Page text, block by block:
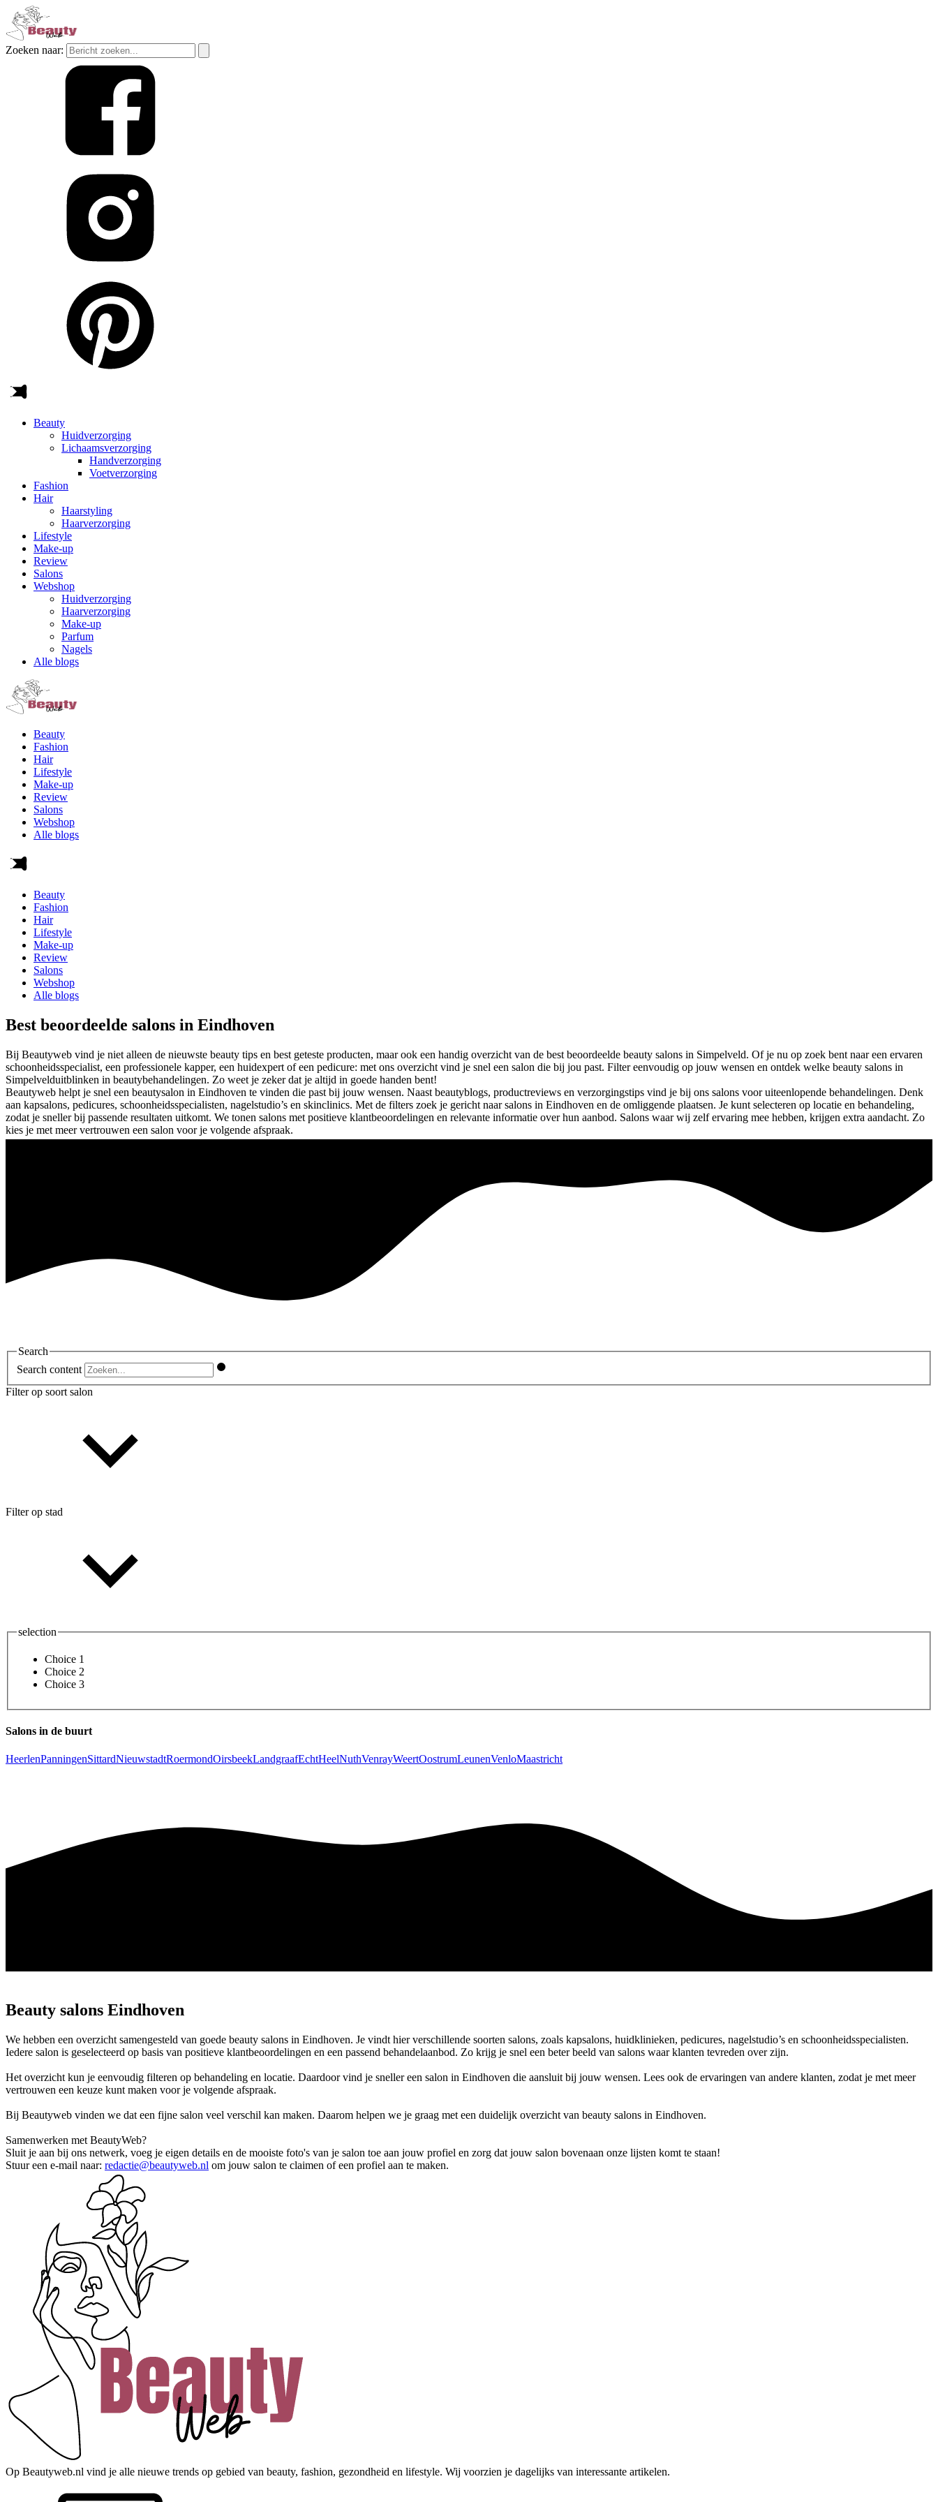
Zoeken naar:
Beauty
Huidverzorging
Lichaamsverzorging
Handverzorging
Voetverzorging
Fashion
Hair
Haarstyling
Haarverzorging
Lifestyle
Make-up
Review
Salons
Webshop
Huidverzorging
Haarverzorging
Make-up
Parfum
Nagels
Alle blogs
Beauty
Fashion
Hair
Lifestyle
Make-up
Review
Salons
Webshop
Alle blogs
Beauty
Fashion
Hair
Lifestyle
Make-up
Review
Salons
Webshop
Alle blogs
Best beoordeelde salons in Eindhoven
Bij Beautyweb vind je niet alleen de nieuwste beauty tips en best geteste producten, maar ook een handig overzicht van de best beoordeelde beauty salons in Simpelveld. Of je nu op zoek bent naar een ervaren
schoonheidsspecialist, een professionele kapper, een huidexpert of een pedicure: met ons overzicht vind je snel een salon die bij jou past. Filter eenvoudig op jouw wensen en ontdek welke beauty salons in
Simpelvelduitblinken in beautybehandelingen. Zo weet je zeker dat je altijd in goede handen bent!
Beautyweb helpt je snel een beautysalon in Eindhoven te vinden die past bij jouw wensen. Naast beautyblogs, productreviews en verzorgingstips vind je bij ons salons voor uiteenlopende behandelingen. Denk
aan kapsalons, pedicures, schoonheidsspecialisten, nagelstudio’s en skinclinics. Met de filters zoek je gericht naar salons in Eindhoven en de omliggende plaatsen. Je kunt selecteren op locatie en behandeling,
zodat je sneller bij passende resultaten uitkomt. We tonen salons met positieve klantbeoordelingen en relevante informatie over hun aanbod. Salons waar wij zelf ervaring mee hebben, krijgen extra aandacht. Zo
kies je met meer vertrouwen een salon voor je volgende afspraak.
Search
Search content
Filter op soort salon
Filter op stad
selection
Choice 1
Choice 2
Choice 3
Salons in de buurt
HeerlenPanningenSittardNieuwstadtRoermondOirsbeekLandgraafEchtHeelNuthVenrayWeertOostrumLeunenVenloMaastricht
Beauty salons Eindhoven
We hebben een overzicht samengesteld van goede beauty salons in Eindhoven. Je vindt hier verschillende soorten salons, zoals kapsalons, huidklinieken, pedicures, nagelstudio’s en schoonheidsspecialisten.
Iedere salon is geselecteerd op basis van positieve klantbeoordelingen en een passend behandelaanbod. Zo krijg je snel een beter beeld van salons waar klanten tevreden over zijn.
Het overzicht kun je eenvoudig filteren op behandeling en locatie. Daardoor vind je sneller een salon in Eindhoven die aansluit bij jouw wensen. Lees ook de ervaringen van andere klanten, zodat je met meer
vertrouwen een keuze kunt maken voor je volgende afspraak.
Bij Beautyweb vinden we dat een fijne salon veel verschil kan maken. Daarom helpen we je graag met een duidelijk overzicht van beauty salons in Eindhoven.
Samenwerken met BeautyWeb?
Sluit je aan bij ons netwerk, voeg je eigen details en de mooiste foto's van je salon toe aan jouw profiel en zorg dat jouw salon bovenaan onze lijsten komt te staan!
Stuur een e-mail naar: redactie@beautyweb.nl om jouw salon te claimen of een profiel aan te maken.
Op Beautyweb.nl vind je alle nieuwe trends op gebied van beauty, fashion, gezondheid en lifestyle. Wij voorzien je dagelijks van interessante artikelen.